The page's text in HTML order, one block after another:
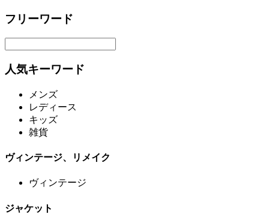
フリーワード
人気キーワード
メンズ
レディース
キッズ
雑貨
ヴィンテージ、リメイク
ヴィンテージ
ジャケット